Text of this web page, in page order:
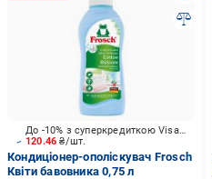
120.46₴/шт.
До -10% з суперкредиткою Visa Вигода
Кондиціонер-ополіскувач Frosch
Квіти бавовника 0,75 л